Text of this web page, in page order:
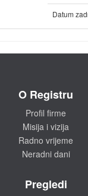
Datum
O Registru
Profil firme
Misija i vizija
Radno vrijeme
Neradni dani
Pregledi